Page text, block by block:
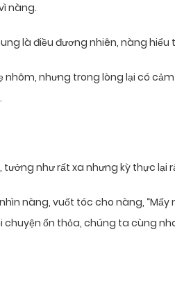
nàng.
là điều đương nhiên, nàng hiểu
nhõm, nhưng trong lòng lại có
như rất xa nhưng kỳ thực lại
nhìn nàng, vuốt tóc cho nàng,
ổn thỏa, chúng ta cùng